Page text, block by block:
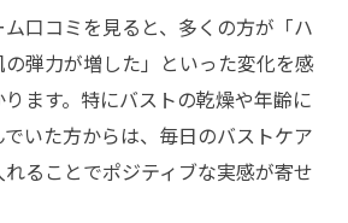
プクリーム口コミで分かる効果
プクリーム効果ありとなしの口
バストアップクリームの選び方
口コミを見ると、多くの方が「ハ
弾力が増した」といった変化を感
ます。特にバストの乾燥や年齢に
いた方からは、毎日のバストケア
ることでポジティブな実感が寄せ